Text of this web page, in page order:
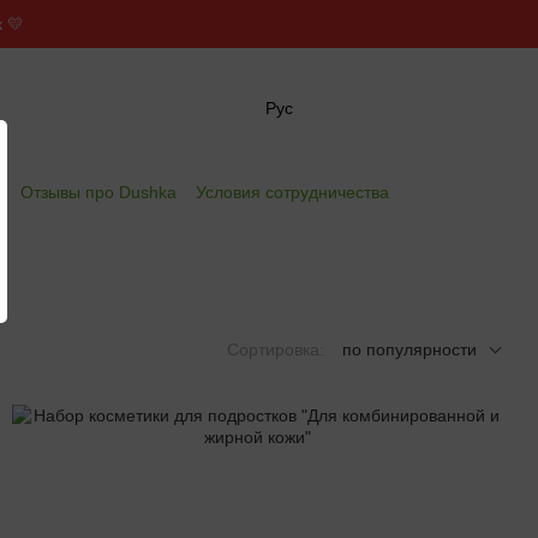
💛
Рус
Отзывы про Dushka Условия сотрудничества
Сортировка: по популярности